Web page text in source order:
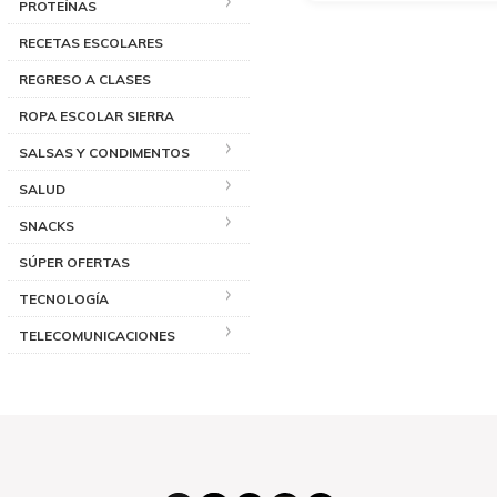
PROTEÍNAS
RECETAS ESCOLARES
REGRESO A CLASES
ROPA ESCOLAR SIERRA
SALSAS Y CONDIMENTOS
SALUD
SNACKS
SÚPER OFERTAS
TECNOLOGÍA
TELECOMUNICACIONES